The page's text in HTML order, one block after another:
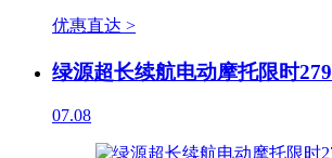
优惠直达 >
绿源超长续航电动摩托限时
07.08